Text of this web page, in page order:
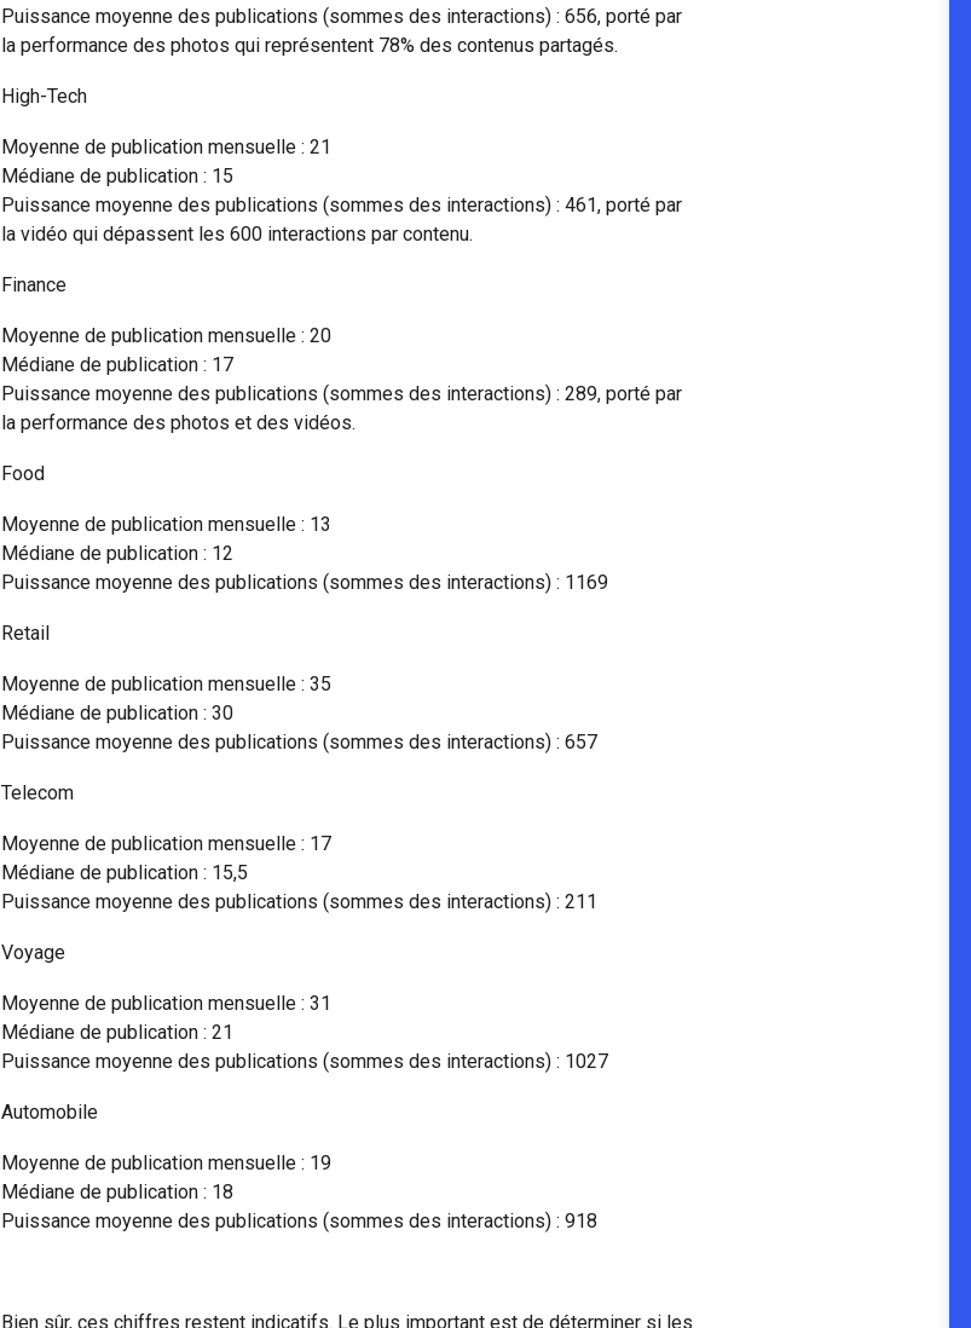
Puissance moyenne des publications (sommes des interactions) : 656, porté par
la performance des photos qui représentent 78% des contenus partagés.
High-Tech
Moyenne de publication mensuelle : 21
Médiane de publication : 15
Puissance moyenne des publications (sommes des interactions) : 461, porté par
la vidéo qui dépassent les 600 interactions par contenu.
Finance
Moyenne de publication mensuelle : 20
Médiane de publication : 17
Puissance moyenne des publications (sommes des interactions) : 289, porté par
la performance des photos et des vidéos.
Food
Moyenne de publication mensuelle : 13
Médiane de publication : 12
Puissance moyenne des publications (sommes des interactions) : 1169
Retail
Moyenne de publication mensuelle : 35
Médiane de publication : 30
Puissance moyenne des publications (sommes des interactions) : 657
Telecom
Moyenne de publication mensuelle : 17
Médiane de publication : 15,5
Puissance moyenne des publications (sommes des interactions) : 211
Voyage
Moyenne de publication mensuelle : 31
Médiane de publication : 21
Puissance moyenne des publications (sommes des interactions) : 1027
Automobile
Moyenne de publication mensuelle : 19
Médiane de publication : 18
Puissance moyenne des publications (sommes des interactions) : 918
Bien sûr, ces chiffres restent indicatifs. Le plus important est de déterminer si les